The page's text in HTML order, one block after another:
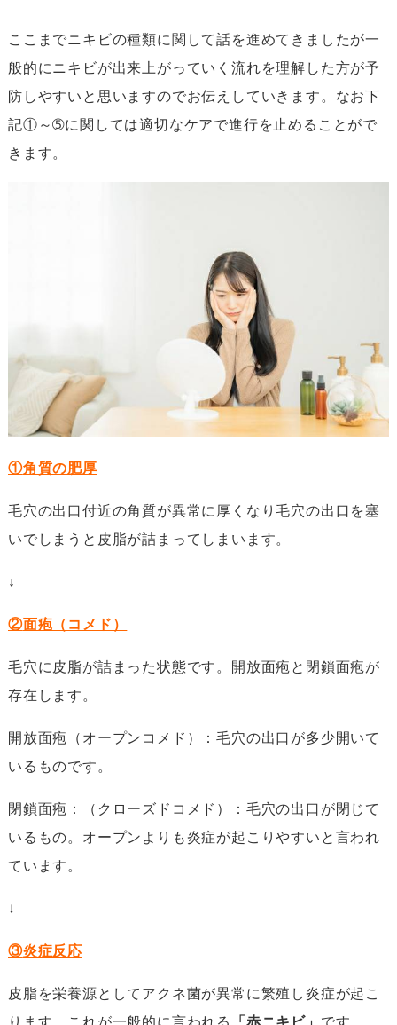
ここまでニキビの種類に関して話を進めてきましたが一
般的にニキビが出来上がっていく流れを理解した方が予
防しやすいと思いますのでお伝えしていきます。なお下
記①～➄に関しては適切なケアで進行を止めることがで
きます。
①角質の肥厚
毛穴の出口付近の角質が異常に厚くなり毛穴の出口を塞
いでしまうと皮脂が詰まってしまいます。
↓
②面疱（コメド）
毛穴に皮脂が詰まった状態です。開放面疱と閉鎖面疱が
存在します。
開放面疱（オープンコメド）：毛穴の出口が多少開いて
いるものです。
閉鎖面疱：（クローズドコメド）：毛穴の出口が閉じて
いるもの。オープンよりも炎症が起こりやすいと言われ
ています。
↓
③炎症反応
皮脂を栄養源としてアクネ菌が異常に繁殖し炎症が起こ
ります。これが一般的に言われる
「 赤ニキビ」 です。